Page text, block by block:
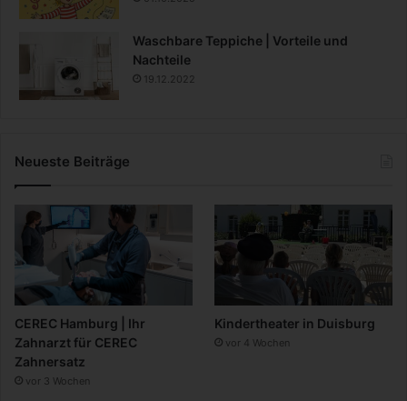
Waschbare Teppiche | Vorteile und
Nachteile
19.12.2022
Neueste Beiträge
CEREC Hamburg | Ihr
Zahnarzt für CEREC
Zahnersatz
vor 3 Wochen
Kindertheater in Duisburg
vor 4 Wochen